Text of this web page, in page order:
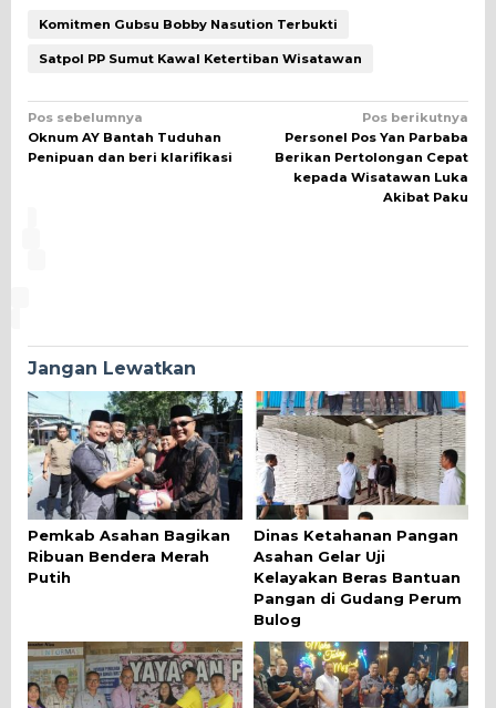
Komitmen Gubsu Bobby Nasution Terbukti
Satpol PP Sumut Kawal Ketertiban Wisatawan
Navigasi
pos
Pos sebelumnya
Oknum AY Bantah Tuduhan
Penipuan dan beri klarifikasi
Pos berikutnya
Personel Pos Yan Parbaba
Berikan Pertolongan Cepat
kepada Wisatawan Luka
Akibat Paku
Jangan Lewatkan
Pemkab Asahan Bagikan
Ribuan Bendera Merah
Putih
Dinas Ketahanan Pangan
Asahan Gelar Uji
Kelayakan Beras Bantuan
Pangan di Gudang Perum
Bulog